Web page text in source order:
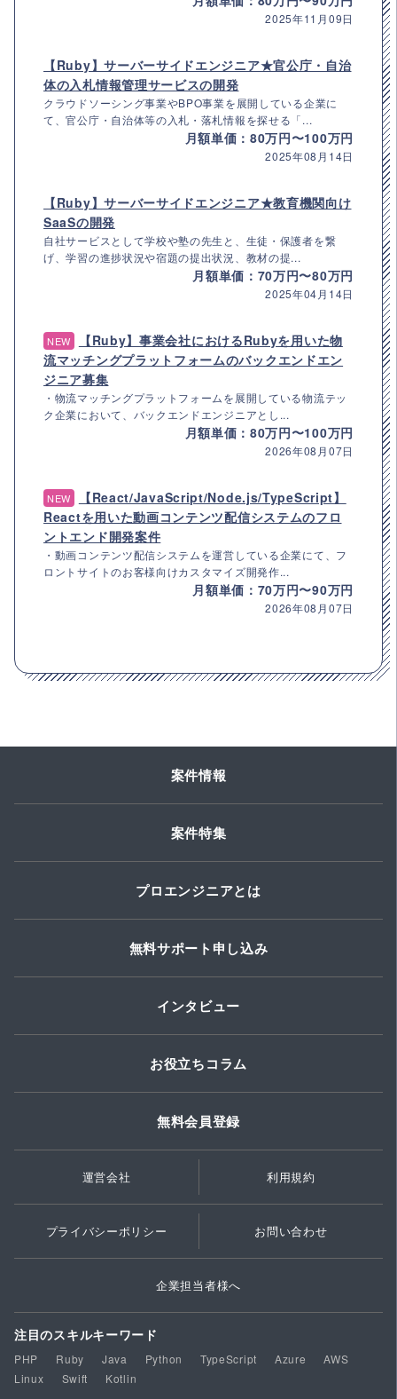
2025年11月09日
【Ruby】サーバーサイドエンジニア★官公庁・自治
体の入札情報管理サービスの開発
クラウドソーシング事業やBPO事業を展開している企業に
て、官公庁・自治体等の入札・落札情報を探せる「...
月額単価：80万円〜100万円
2025年08月14日
【Ruby】サーバーサイドエンジニア★教育機関向け
SaaSの開発
自社サービスとして学校や塾の先生と、生徒・保護者を繋
げ、学習の進捗状況や宿題の提出状況、教材の提...
月額単価：70万円〜80万円
2025年04月14日
NEW
【Ruby】事業会社におけるRubyを用いた物
流マッチングプラットフォームのバックエンドエン
ジニア募集
・物流マッチングプラットフォームを展開している物流テッ
ク企業において、バックエンドエンジニアとし...
月額単価：80万円〜100万円
2026年08月07日
NEW
【React/JavaScript/Node.js/TypeScript】
Reactを用いた動画コンテンツ配信システムのフロ
ントエンド開発案件
・動画コンテンツ配信システムを運営している企業にて、フ
ロントサイトのお客様向けカスタマイズ開発作...
月額単価：70万円〜90万円
2026年08月07日
案件情報
案件特集
プロエンジニアとは
無料サポート申し込み
インタビュー
お役立ちコラム
無料会員登録
運営会社 利用規約
プライバシーポリシー お問い合わせ
企業担当者様へ
注目のスキルキーワード
PHP Ruby Java Python TypeScript Azure
AWS
Linux
Swift Kotlin